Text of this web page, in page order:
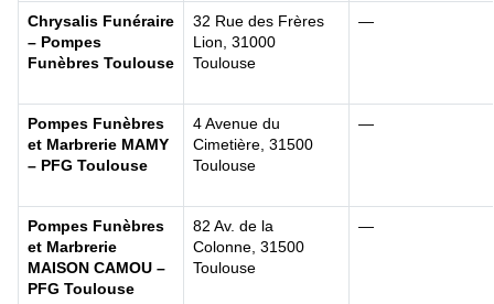
Chrysalis Funéraire
– Pompes
Funèbres Toulouse
32 Rue des Frères
Lion, 31000
Toulouse
—
Pompes Funèbres
et Marbrerie MAMY
– PFG Toulouse
4 Avenue du
Cimetière, 31500
Toulouse
—
Pompes Funèbres
et Marbrerie
MAISON CAMOU –
PFG Toulouse
82 Av. de la
Colonne, 31500
Toulouse
—